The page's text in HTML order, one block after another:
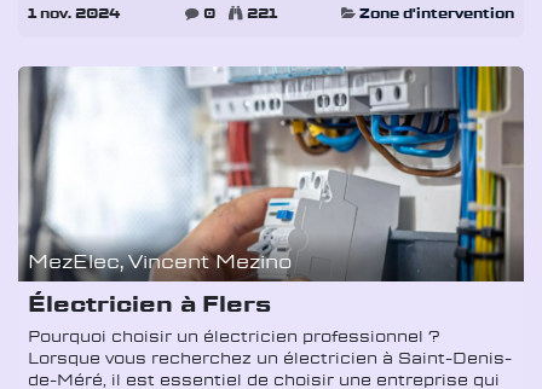
1 nov. 2024 0 221 Zone d'intervention
MezElec, Vincent Mezino
Électricien à Flers
Pourquoi choisir un électricien professionnel ?
Lorsque vous recherchez un électricien à Saint-Denis-
de-Méré, il est essentiel de choisir une entreprise qui